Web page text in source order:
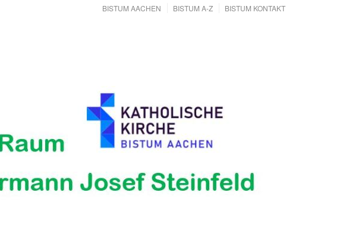
BISTUM AACHEN BISTUM A-Z BISTUM KONTAKT